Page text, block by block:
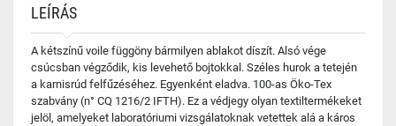
LEÍRÁS
A kétszínű voile függöny bármilyen ablakot díszít. Alsó vége
csúcsban végződik, kis levehető bojtokkal. Széles hurok a tetején
a karnisrúd felfűzéséhez. Egyenként eladva. 100-as Öko-Tex
szabvány (n° CQ 1216/2 IFTH). Ez a védjegy olyan textiltermékeket
jelöl, amelyeket laboratóriumi vizsgálatoknak vetettek alá a káros